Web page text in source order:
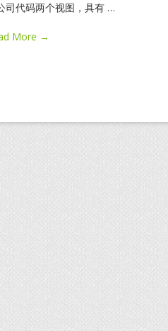
司代码两个视图，具有 …
More →